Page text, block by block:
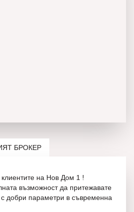
БРОКЕР
на Нов Дом 1 !
възможност да притежавате
добри параметри в съвременна